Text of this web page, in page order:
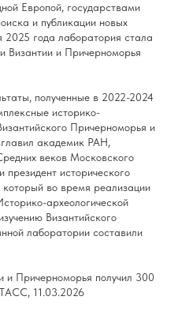
Европой, государствами
и публикации новых
2025 года лаборатория стала
Византии и Причерноморья
полученные в 2022-2024
историко-
Причерноморья и
академик РАН,
веков Московского
президент исторического
во время реализации
археологической
Византийского
лаборатории составили
и Причерноморья получил 300
11.03.2026